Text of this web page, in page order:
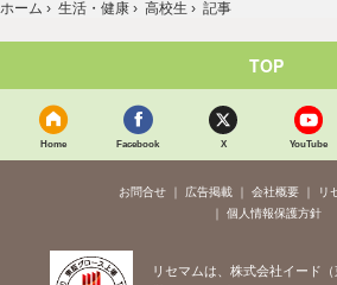
ホーム › 生活・健康 › 高校生 › 記事
TOP
Home Facebook X YouTube
お問合せ 広告掲載 会社概要
リ
個人情報保護方針
リセマムは、株式会社イード